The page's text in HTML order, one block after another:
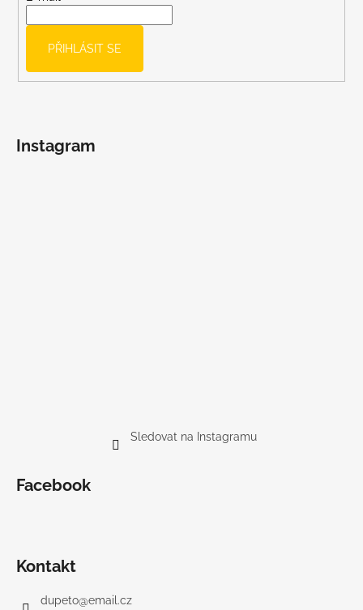
PŘIHLÁSIT SE
Instagram
Sledovat na Instagramu
Facebook
Kontakt
dupeto@email.cz